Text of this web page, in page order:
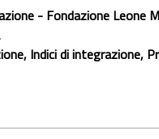
- Fondazione Leone
Indici di integrazione,